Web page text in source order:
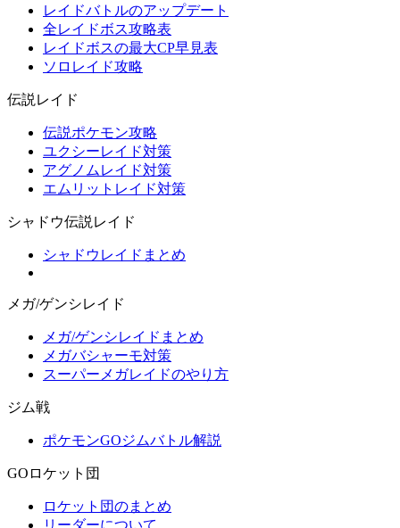
レイドバトルのアップデート
全レイドボス攻略表
レイドボスの最大CP早見表
ソロレイド攻略
伝説レイド
伝説ポケモン攻略
ユクシーレイド対策
アグノムレイド対策
エムリットレイド対策
シャドウ伝説レイド
シャドウレイドまとめ
メガ/ゲンシレイド
メガ/ゲンシレイドまとめ
メガバシャーモ対策
スーパーメガレイドのやり方
ジム戦
ポケモンGOジムバトル解説
GOロケット団
ロケット団のまとめ
リーダーについて